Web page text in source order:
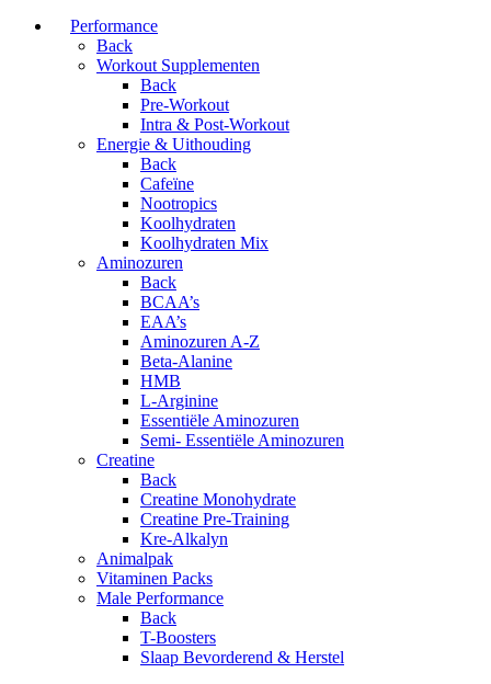
Performance
Back
Workout Supplementen
Back
Pre-Workout
Intra & Post-Workout
Energie & Uithouding
Back
Cafeïne
Nootropics
Koolhydraten
Koolhydraten Mix
Aminozuren
Back
BCAA’s
EAA’s
Aminozuren A-Z
Beta-Alanine
HMB
L-Arginine
Essentiële Aminozuren
Semi- Essentiële Aminozuren
Creatine
Back
Creatine Monohydrate
Creatine Pre-Training
Kre-Alkalyn
Animalpak
Vitaminen Packs
Male Performance
Back
T-Boosters
Slaap Bevorderend & Herstel